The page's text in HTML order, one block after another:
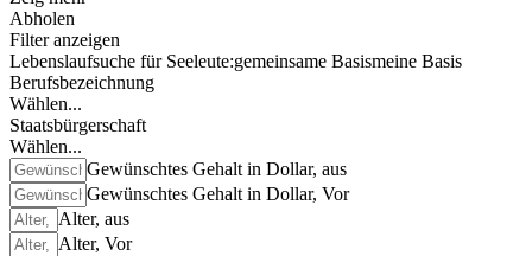
Abholen
Filter anzeigen
Lebenslaufsuche für Seeleute:gemeinsame Basismeine Basis
Berufsbezeichnung
Wählen...
Staatsbürgerschaft
Wählen...
Gewünschtes Gehalt in Dollar, aus
Gewünschtes Gehalt in Dollar, Vor
Alter, aus
Alter, Vor